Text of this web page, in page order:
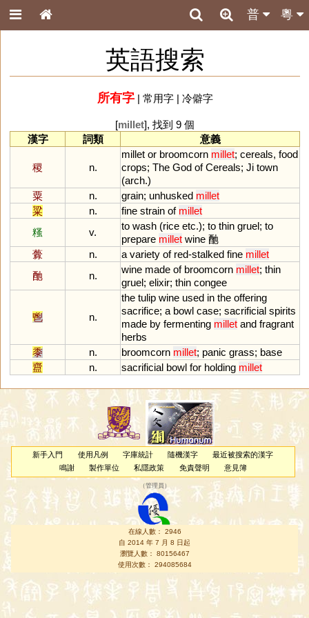
粵
普
英語搜索
所有字| 常用字| 冷僻字
[millet], 找到 9 個
漢字
詞類 意義
稷 n.
millet or broomcorn millet; cereals, food
crops; The God of Cereals; Ji town
(arch.)
粟
n. grain; unhusked millet
粱
n. fine strain of millet
糔
v.
to wash (rice etc.); to thin gruel; to
prepare millet wine 酏
虋
n. a variety of red-stalked fine millet
酏
n.
wine made of broomcorn millet; thin
gruel; elixir; thin congee
鬯 n.
the tulip wine used in the offering
sacrifice; a bowl case; sacrificial spirits
made by fermenting millet and fragrant
herbs
黍
n. broomcorn millet; panic grass; base
齍
n. sacrificial bowl for holding millet
新手入門 使用凡例 字庫統計 隨機漢字
最近被搜索的漢字
鳴謝
製作單位 私隱政策 免責聲明 意見簿
（管理員 ）
在線人數： 2946
自 2014 年 7 月 8 日起
瀏覽人數： 80156467
使用次數： 294085684